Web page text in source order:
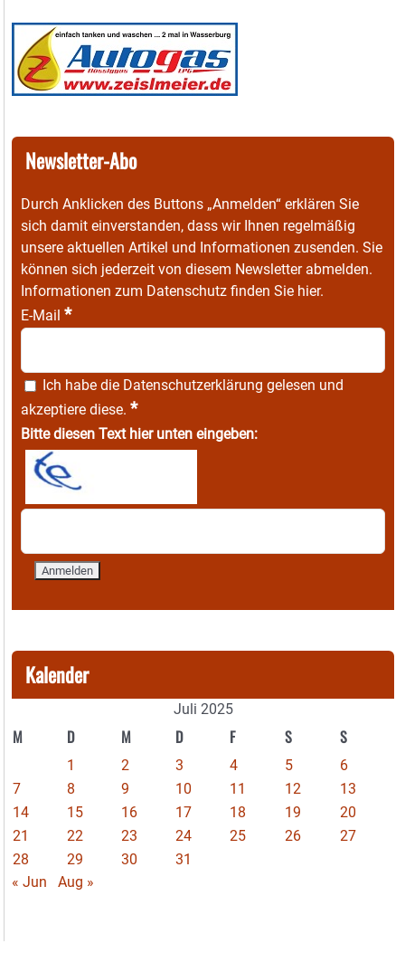
Newsletter-Abo
Durch Anklicken des Buttons „Anmelden“ erklären Sie
sich damit einverstanden, dass wir Ihnen regelmäßig
unsere aktuellen Artikel und Informationen zusenden. Sie
können sich jederzeit von diesem Newsletter abmelden.
Informationen zum Datenschutz finden Sie hier.
E-Mail *
Ich habe die Datenschutzerklärung gelesen und
akzeptiere diese. *
Bitte diesen Text hier unten eingeben:
Kalender
Juli 2025
M D M D F S S
1 2 3 4 5
6
7
8 9 10 11 12
13
14
15 16 17 18 19
20
21
22 23 24 25 26
27
28
29 30
31
« Jun
Aug »